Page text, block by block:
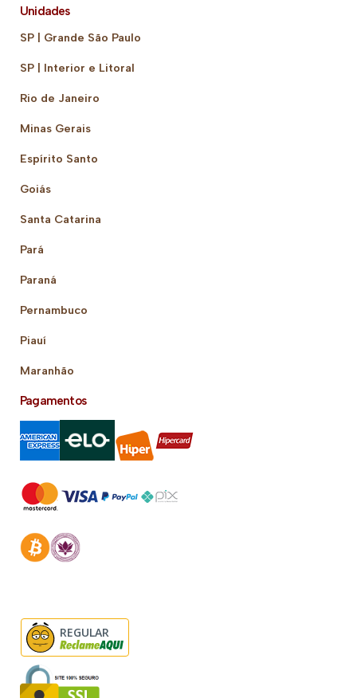
Unidades
SP | Grande São Paulo
SP | Interior e Litoral
Rio de Janeiro
Minas Gerais
Espírito Santo
Goiás
Santa Catarina
Pará
Paraná
Pernambuco
Piauí
Maranhão
Pagamentos
REGULAR